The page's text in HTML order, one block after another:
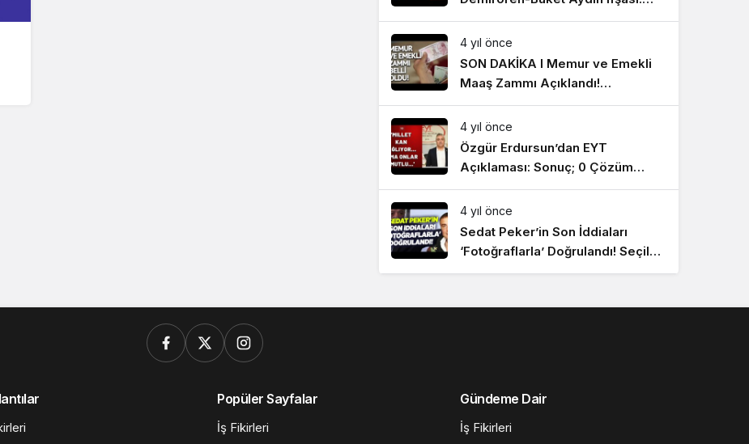
Yasak aşk skandalını patlattı
#SonDakikaHaberler
4 yıl önce
SON DAKİKA I Memur ve Emekli
Maaş Zammı Açıklandı!
#SonDakikaHaberler
4 yıl önce
Özgür Erdursun’dan EYT
Açıklaması: Sonuç; 0 Çözüm
#SonDakikaHaberler
4 yıl önce
Sedat Peker’in Son İddiaları
‘Fotoğraflarla’ Doğrulandı! Seçil
Özer KRT Ana Haber
Popüler Sayfalar
İş Fikirleri
Gündeme Dair
İş Fikirleri